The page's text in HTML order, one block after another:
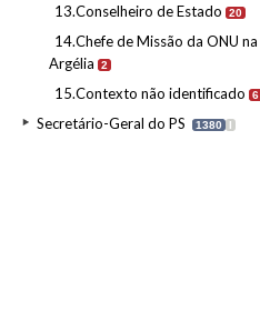
13.Conselheiro de Estado 20
14.Chefe de Missão da ONU na
Argélia
2
15.Contexto não identificado 6
Secretário-Geral do PS 1380 I